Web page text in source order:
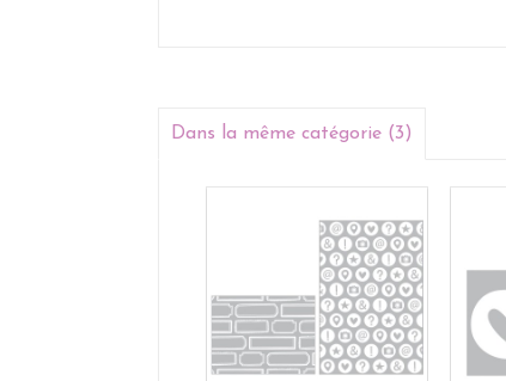
Dans la même catégorie (3)